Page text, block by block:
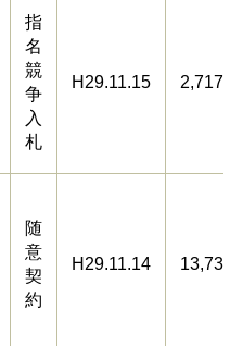
指
名
競
争
入
札
H29.11.15
随
意
契
約
H29.11.14